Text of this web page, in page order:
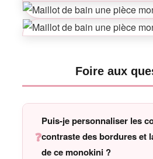
Foire aux
❓
Puis-je personnaliser les
contraste des bordures et
de ce monokini ?